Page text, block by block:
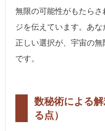
無限の可能性がもたら
ジを伝えています。あ
正しい選択が、宇宙の
です。
数秘術による
る点）